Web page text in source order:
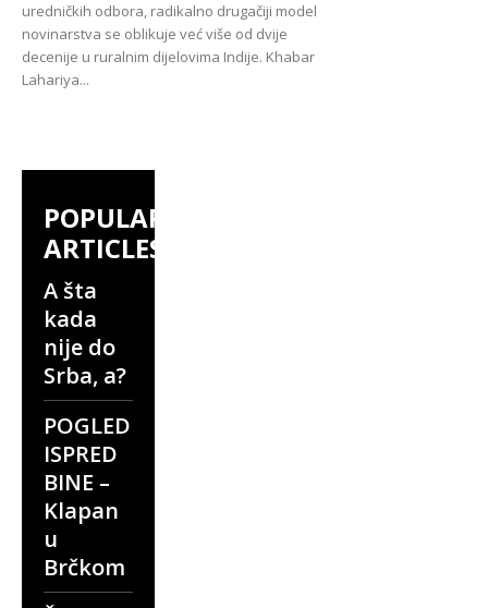
uredničkih odbora, radikalno drugačiji model
novinarstva se oblikuje već više od dvije
decenije u ruralnim dijelovima Indije. Khabar
Lahariya...
POPULAR
ARTICLES
A šta
kada
nije do
Srba, a?
POGLED
ISPRED
BINE –
Klapan
u
Brčkom